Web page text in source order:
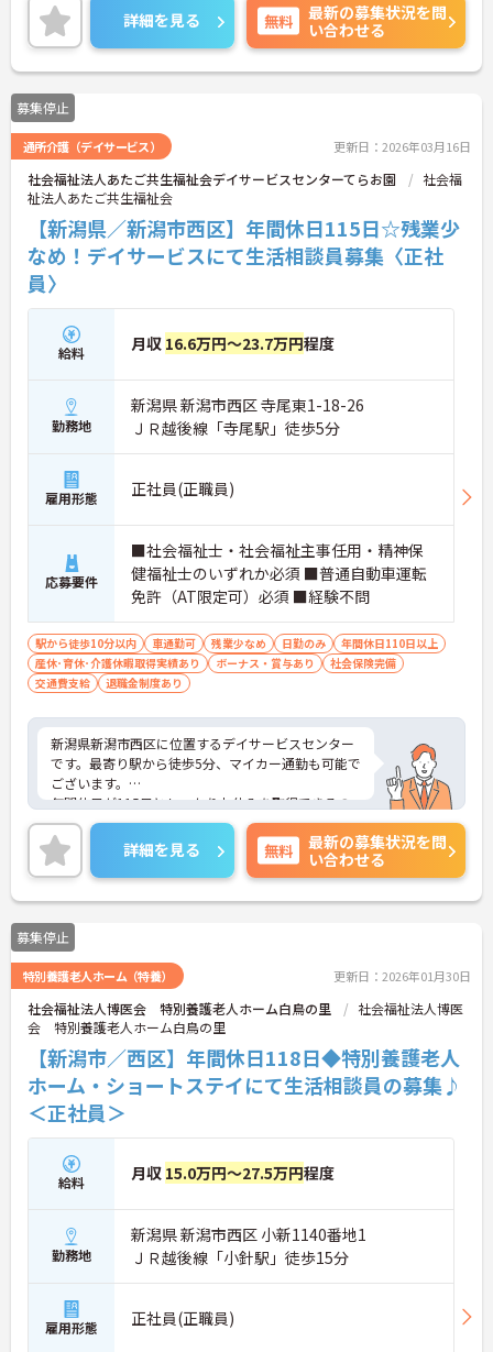
詳細を見る 無料
最新の募集状況を問
い合わせる
募集停止
通所介護（デイサービス） 更新日：2026年03月16日
社会福祉法人あたご共生福祉会デイサービスセンターてらお園
社会福
祉法人あたご共生福祉会
【新潟県／新潟市西区】年間休日115日☆残業少
なめ！デイサービスにて生活相談員募集〈正社
員〉
給料 月収 16.6万円～23.7万円程度
勤務地
新潟県 新潟市西区 寺尾東1-18-26
ＪＲ越後線「寺尾駅」徒歩5分
雇用形態 正社員(正職員)
応募要件
■社会福祉士・社会福祉主事任用・精神保
健福祉士のいずれか必須 ■普通自動車運転
免許（AT限定可）必須 ■経験不問
駅から徒歩10分以内 車通勤可 残業少なめ 日勤のみ
年間休日110日以上
産休･育休･介護休暇取得実績あり
ボーナス・賞与あり
社会保険完備
交通費支給
退職金制度あり
新潟県新潟市西区に位置するデイサービスセンター
です。最寄り駅から徒歩5分、マイカー通勤も可能で
ございます。
年間休日が115日としっかりお休みを取得できるの
で、ワークライフバランスを大切にしたい方におす
すめです。
日勤のみで残業は月平均0～10時間程度ですので、
勤務終了後の予定も立てやすいです。
ご興味のある方には、面接対策ポイントなど、さら
に詳細をお話しいたしますのでお気軽にご相談くだ
さい！
詳細を見る 無料
最新の募集状況を問
い合わせる
募集停止
特別養護老人ホーム（特養） 更新日：2026年01月30日
社会福祉法人博医会 特別養護老人ホーム白鳥の里
社会福祉法人博医
会 特別養護老人ホーム白鳥の里
【新潟市／西区】年間休日118日◆特別養護老人
ホーム・ショートステイにて生活相談員の募集♪
＜正社員＞
給料 月収 15.0万円～27.5万円程度
勤務地
新潟県 新潟市西区 小新1140番地1
ＪＲ越後線「小針駅」徒歩15分
雇用形態 正社員(正職員)